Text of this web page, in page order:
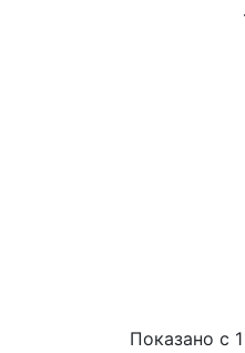
Показано с